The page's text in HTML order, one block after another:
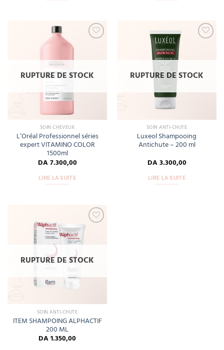
RUPTURE DE STOCK
SOIN CHEVEUX
L’Oréal Professionnel séries
expert VITAMINO COLOR
1500ml
DA7.300,00
LIRE LA SUITE
RUPTURE DE STOCK
SOIN ANTI-CHUTE
Luxeol Shampooing
Antichute – 200 ml
DA3.300,00
LIRE LA SUITE
wishlist
RUPTURE DE STOCK
SOIN ANTI-CHUTE
ITEM SHAMPOING ALPHACTIF
200 ML
DA1.350,00